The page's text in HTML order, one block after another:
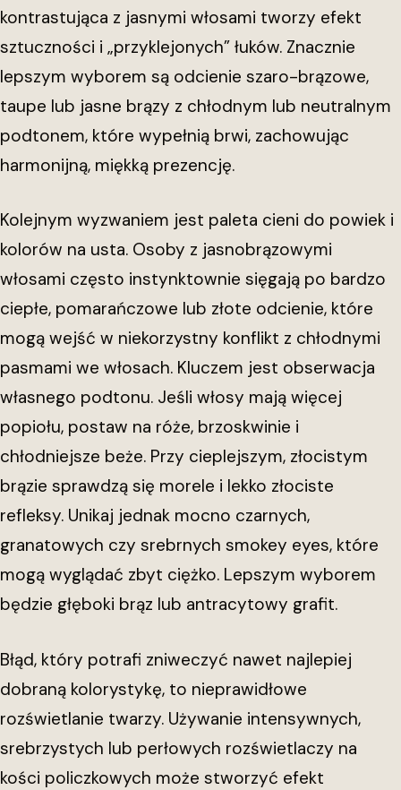
kontrastująca z jasnymi włosami tworzy efekt
sztuczności i „przyklejonych” łuków. Znacznie
lepszym wyborem są odcienie szaro-brązowe,
taupe lub jasne brązy z chłodnym lub neutralnym
podtonem, które wypełnią brwi, zachowując
harmonijną, miękką prezencję.
Kolejnym wyzwaniem jest paleta cieni do powiek i
kolorów na usta. Osoby z jasnobrązowymi
włosami często instynktownie sięgają po bardzo
ciepłe, pomarańczowe lub złote odcienie, które
mogą wejść w niekorzystny konflikt z chłodnymi
pasmami we włosach. Kluczem jest obserwacja
własnego podtonu. Jeśli włosy mają więcej
popiołu, postaw na róże, brzoskwinie i
chłodniejsze beże. Przy cieplejszym, złocistym
brązie sprawdzą się morele i lekko złociste
refleksy. Unikaj jednak mocno czarnych,
granatowych czy srebrnych smokey eyes, które
mogą wyglądać zbyt ciężko. Lepszym wyborem
będzie głęboki brąz lub antracytowy grafit.
Błąd, który potrafi zniweczyć nawet najlepiej
dobraną kolorystykę, to nieprawidłowe
rozświetlanie twarzy. Używanie intensywnych,
srebrzystych lub perłowych rozświetlaczy na
kości policzkowych może stworzyć efekt